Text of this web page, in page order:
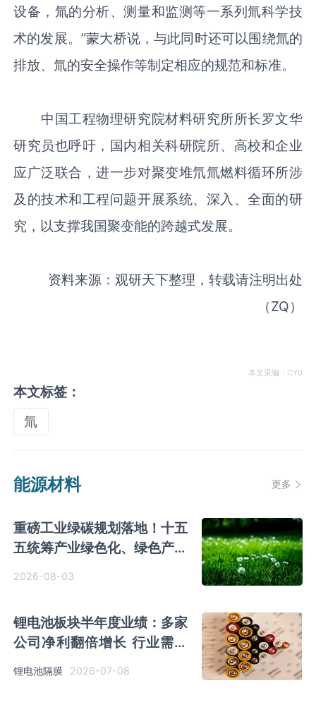
设备，氚的分析、测量和监测等一系列氚科学技
术的发展。”蒙大桥说，与此同时还可以围绕氚的
排放、氚的安全操作等制定相应的规范和标准。
中国工程物理研究院材料研究所所长罗文华
研究员也呼吁，国内相关科研院所、高校和企业
应广泛联合，进一步对聚变堆氘氚燃料循环所涉
及的技术和工程问题开展系统、深入、全面的研
究，以支撑我国聚变能的跨越式发展。
资料来源：观研天下整理，转载请注明出处
（ZQ）
本文采编：CY0
本文标签：
氚
能源材料 更多
重磅工业绿碳规划落地！十五
五统筹产业绿色化、绿色产业
2026-08-03
锂电池板块半年度业绩：多家
公司净利翻倍增长 行业需求
有望再上新台阶
锂电池隔膜 2026-07-08